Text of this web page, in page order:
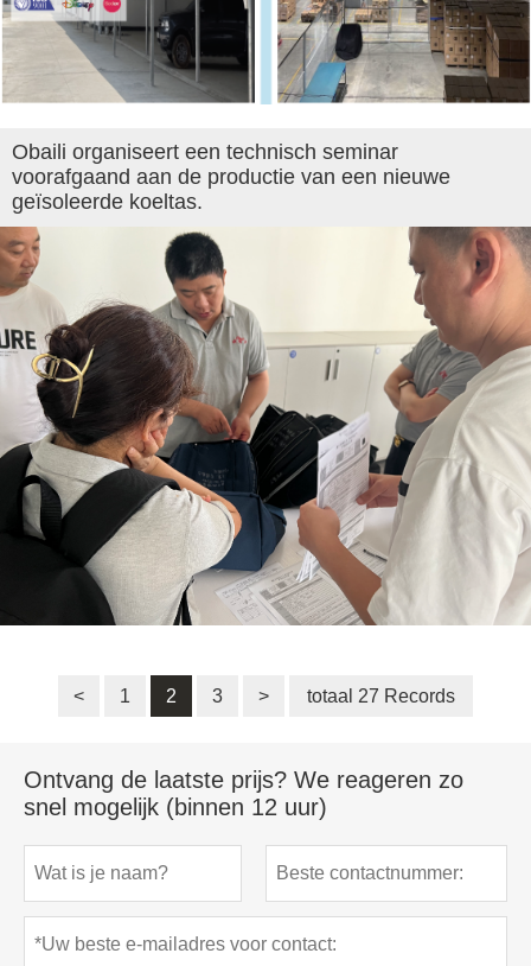
Obaili organiseert een technisch seminar
voorafgaand aan de productie van een nieuwe
geïsoleerde koeltas.
< 1 2 3 > totaal 27 Records
Ontvang de laatste prijs? We reageren zo
snel mogelijk (binnen 12 uur)